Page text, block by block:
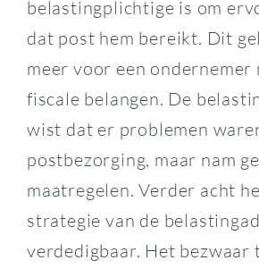
belastingplichtige is om
dat post hem bereikt. Dit
meer voor een ondernemer
fiscale belangen. De
wist dat er problemen
postbezorging, maar nam
maatregelen. Verder acht
strategie van de
verdedigbaar. Het bezwaar